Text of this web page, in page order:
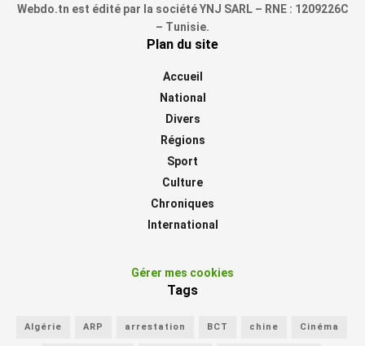
Webdo.tn est édité par la société YNJ SARL – RNE : 1209226C
– Tunisie.
Plan du site
Accueil
National
Divers
Régions
Sport
Culture
Chroniques
International
Gérer mes cookies
Tags
Algérie ARP arrestation BCT chine Cinéma